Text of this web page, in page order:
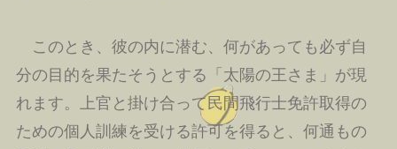
このとき、彼の内に潜む、何があっても必ず自
分の目的を果たそうとする「太陽の王さま」が現
れます。上官と掛け合って民間飛行士免許取得の
ための個人訓練を受ける許可を得ると、何通もの